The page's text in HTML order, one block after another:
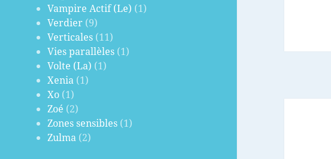
Vampire Actif (Le) (1)
Verdier (9)
Verticales (11)
Vies parallèles (1)
Volte (La) (1)
Xenia (1)
Xo (1)
Zoé (2)
Zones sensibles (1)
Zulma (2)